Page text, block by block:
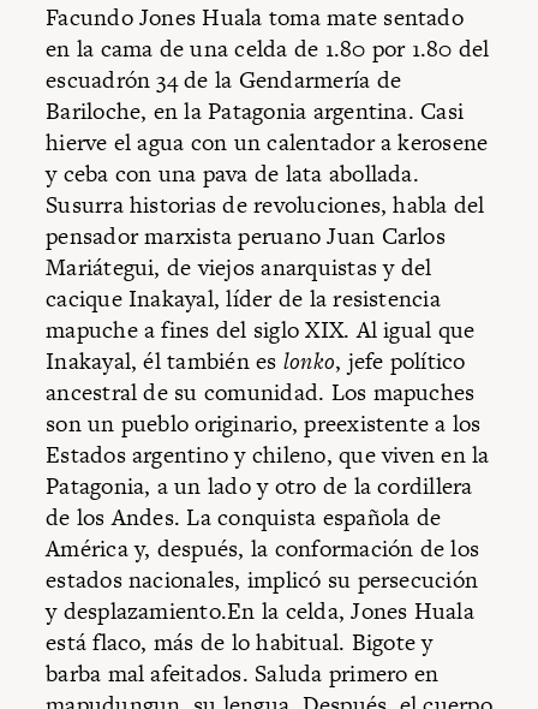
Facundo Jones Huala toma mate sentado
en la cama de una celda de 1.80 por 1.80 del
escuadrón 34 de la Gendarmería de
Bariloche, en la Patagonia argentina. Casi
hierve el agua con un calentador a kerosene
y ceba con una pava de lata abollada.
Susurra historias de revoluciones, habla del
pensador marxista peruano Juan Carlos
Mariátegui, de viejos anarquistas y del
cacique Inakayal, líder de la resistencia
mapuche a fines del siglo XIX. Al igual que
Inakayal, él también es lonko, jefe político
ancestral de su comunidad. Los mapuches
son un pueblo originario, preexistente a los
Estados argentino y chileno, que viven en la
Patagonia, a un lado y otro de la cordillera
de los Andes. La conquista española de
América y, después, la conformación de los
estados nacionales, implicó su persecución
y desplazamiento.En la celda, Jones Huala
está flaco, más de lo habitual. Bigote y
barba mal afeitados. Saluda primero en